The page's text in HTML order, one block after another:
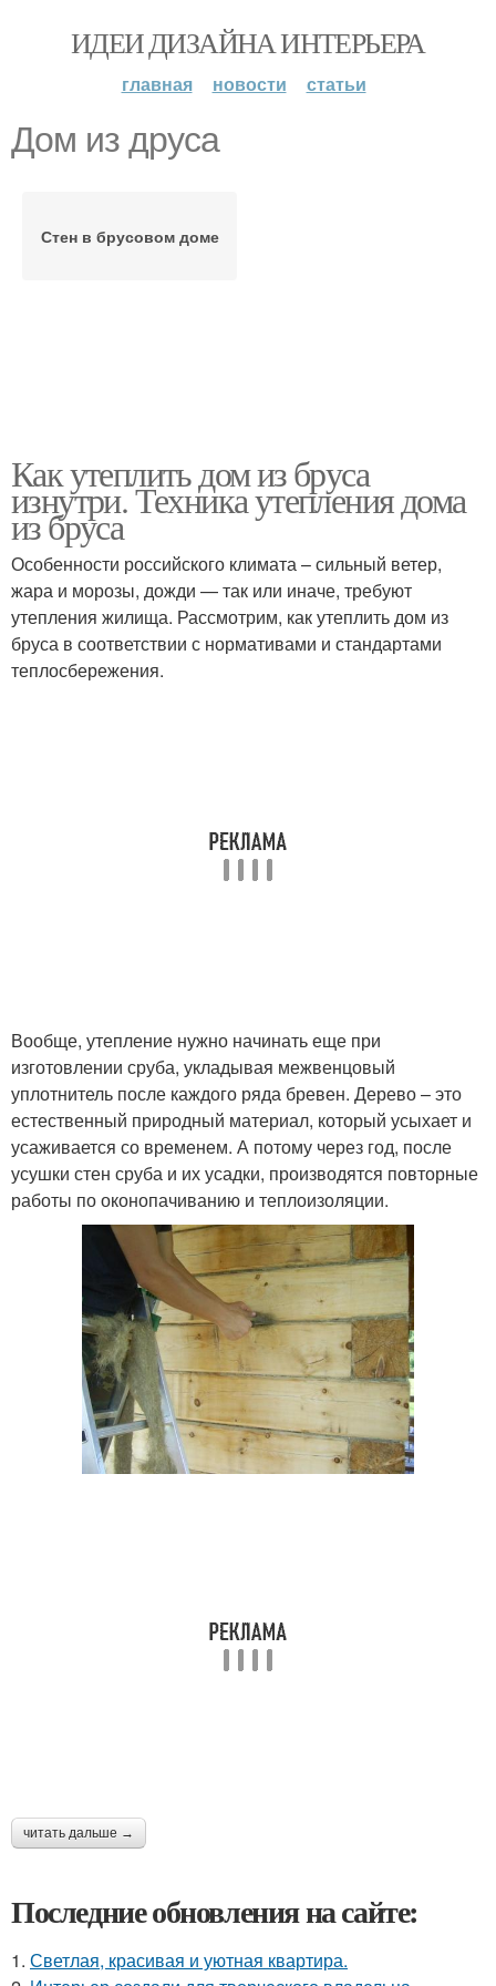
ИДЕИ ДИЗАЙНА ИНТЕРЬЕРА
главная новости статьи
Дом из друса
Стен в брусовом доме
Как утеплить дом из бруса
изнутри. Техника утепления дома
из бруса
Особенности российского климата – сильный ветер,
жара и морозы, дожди — так или иначе, требуют
утепления жилища. Рассмотрим, как утеплить дом из
бруса в соответствии с нормативами и стандартами
теплосбережения.
Вообще, утепление нужно начинать еще при
изготовлении сруба, укладывая межвенцовый
уплотнитель после каждого ряда бревен. Дерево – это
естественный природный материал, который усыхает и
усаживается со временем. А потому через год, после
усушки стен сруба и их усадки, производятся повторные
работы по оконопачиванию и теплоизоляции.
читать дальше →
Последние обновления на сайте:
1. Светлая, красивая и уютная квартира.